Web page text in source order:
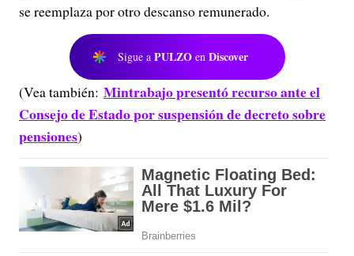
se reemplaza por otro descanso remunerado.
Sigue a PULZO en Discover
(Vea también: Mintrabajo presentó recurso ante el
Consejo de Estado por suspensión de decreto sobre
pensiones)